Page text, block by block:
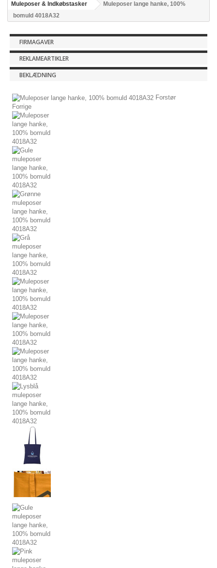
Muleposer & Indkøbstasker
Muleposer lange hanke, 100%
bomuld 4018A32
FIRMAGAVER
REKLAMEARTIKLER
BEKLÆDNING
Forstør
Forrige